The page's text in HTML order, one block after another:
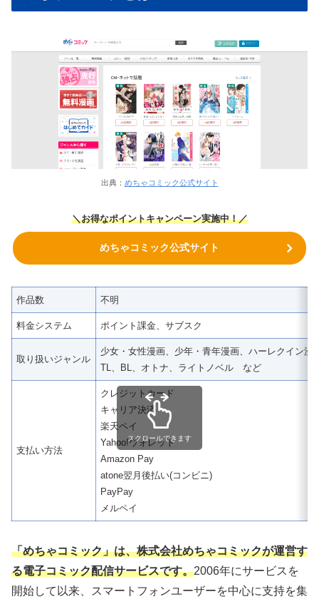
出典： めちゃコミック公式サイト
＼お得なポイントキャンペーン実施中！／
めちゃコミック公式サイト
作品数 不明
料金システム ポイント課金、サブスク
取り扱いジャンル
少女・女性漫画、少年・青年漫画、ハーレクイン漫
TL、BL、オトナ、ライトノベル など
支払い方法
クレジットカード
キャリア決済
楽天ペイ
Yahoo!ウォレット
Amazon Pay
atone翌月後払い(コンビニ)
PayPay
メルペイ
スクロールできます
「めちゃコミック」は、株式会社めちゃコミックが運営す
る電子コミック配信サービスです。2006年にサービスを
開始して以来、スマートフォンユーザーを中心に支持を集